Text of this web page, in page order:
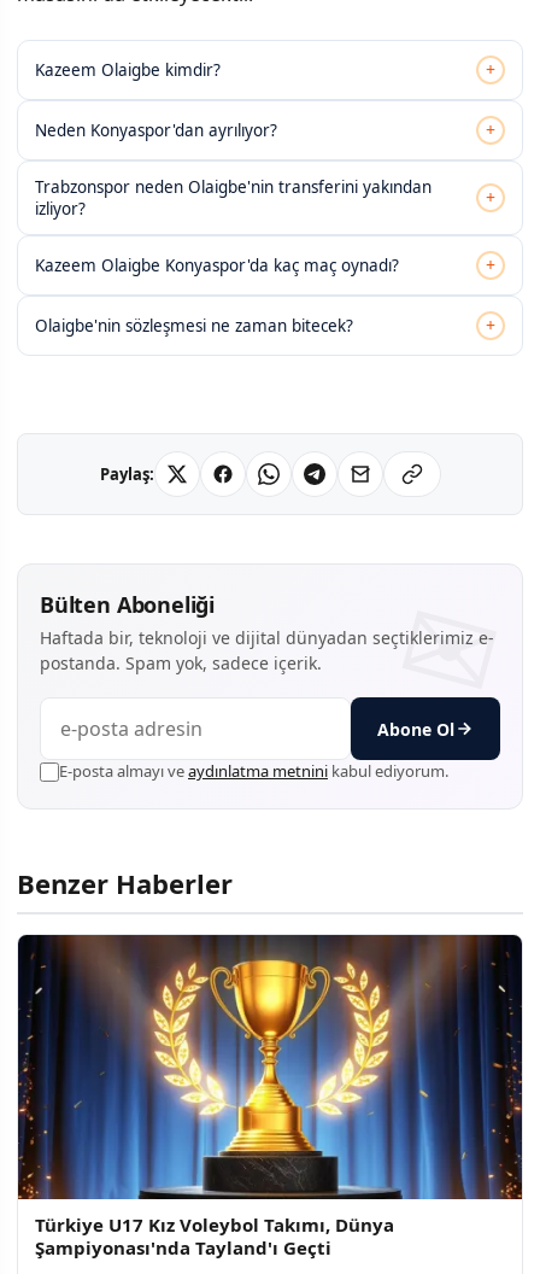
Kazeem Olaigbe kimdir? +
Neden Konyaspor'dan ayrılıyor? +
Trabzonspor neden Olaigbe'nin transferini yakından
izliyor?
+
Kazeem Olaigbe Konyaspor'da kaç maç oynadı? +
Olaigbe'nin sözleşmesi ne zaman bitecek? +
Paylaş:
Bülten Aboneliği
Haftada bir, teknoloji ve dijital dünyadan seçtiklerimiz e-
postanda. Spam yok, sadece içerik.
Abone Ol
E-posta almayı veaydınlatma metnini kabul ediyorum.
Benzer Haberler
Türkiye U17 Kız Voleybol Takımı, Dünya
Şampiyonası'nda Tayland'ı Geçti